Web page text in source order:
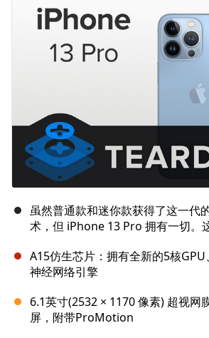
虽然普通款和迷你款获得了这一代
术，但 iPhone 13 Pro 拥有一切。
A15仿生芯片：拥有全新的5核
神经网络引擎
6.1英寸(2532 × 1170 像素) 超视网
屏，附带ProMotion